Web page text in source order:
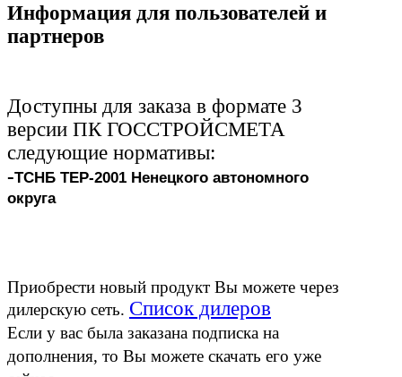
Информация для пользователей и
партнеров
Доступны для заказа в формате 3
версии ПК ГОССТРОЙСМЕТА
следующие нормативы:
-ТСНБ ТЕР-2001 Ненецкого автономного
округа
Приобрести новый продукт Вы можете через
дилерскую сеть. Список дилеров
Если у вас была заказана подписка на
дополнения, то Вы можете скачать его уже